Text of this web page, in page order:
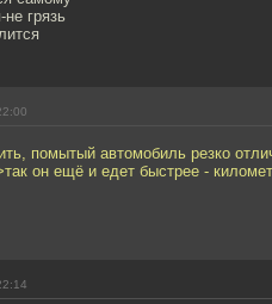
грязь
помытый автомобиль резко
он ещё и едет быстрее -